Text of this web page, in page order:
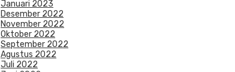
Januari 2023
Desember 2022
November 2022
Oktober 2022
September 2022
Agustus 2022
Juli 2022